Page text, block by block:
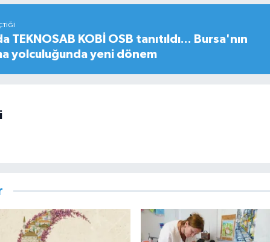
TEKNOSAB KOBİ OSB tanıtıldı... Bursa'nın
yolculuğunda yeni dönem